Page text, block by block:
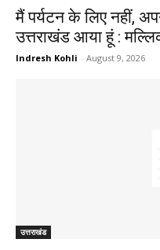
मैं पर्यटन के लिए नहीं,
उत्तराखंड आया हूं :
Indresh Kohli - August 9, 2026
उत्तराखंड